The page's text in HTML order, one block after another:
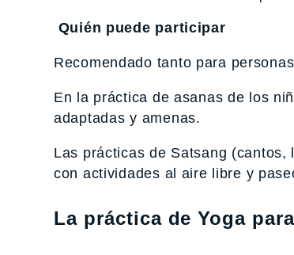
Quién puede participar
Recomendado tanto para
En la práctica de asanas de los
adaptadas y amenas.
Las prácticas de Satsang
con actividades al aire libre y
La práctica de Yoga